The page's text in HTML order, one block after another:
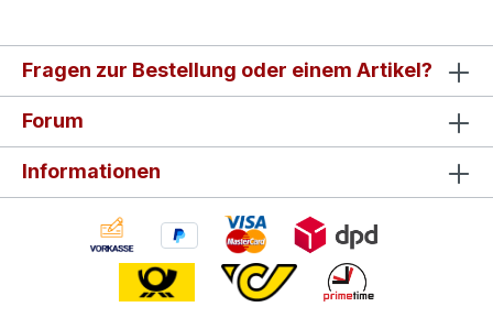
Fragen zur Bestellung oder einem Artikel?
Forum
Informationen